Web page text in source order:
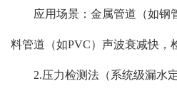
应用场景：金属管道（如钢
料管道（如PVC）声波衰减快，
2.压力检测法（系统级漏水定